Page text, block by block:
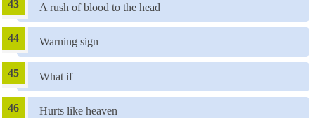
A rush of blood to the head
Warning sign
What if
Hurts like heaven